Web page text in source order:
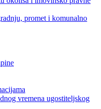
promet i komunalno
vremena ugostiteljskog